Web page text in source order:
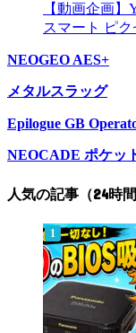
【動画企画
スマート ピ
NEOGEO AES+
メタルスラッグ
Epilogue GB
NEOCADE ポケッ
人気の記事（24時間